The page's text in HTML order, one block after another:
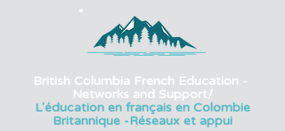
British Columbia French Education -
Networks and Support/
L'éducation en français en Colombie
Britannique -Réseaux et appui